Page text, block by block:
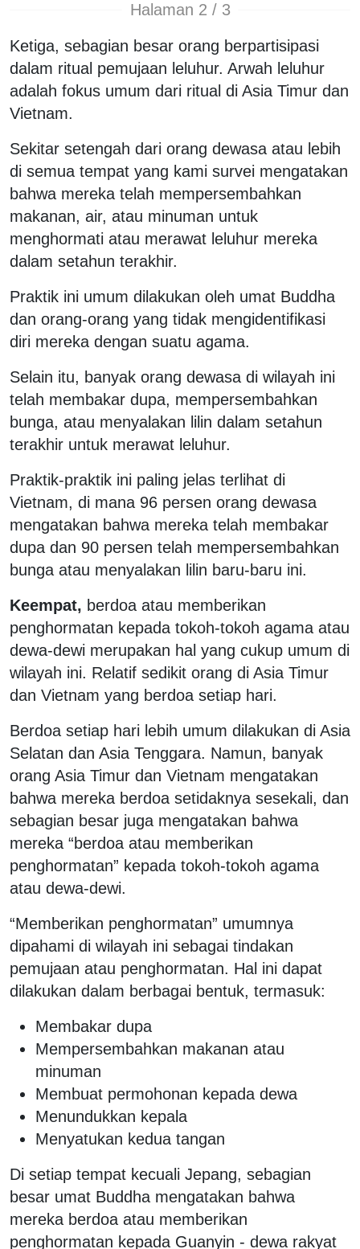
Halaman 2 / 3
Ketiga, sebagian besar orang berpartisipasi
dalam ritual pemujaan leluhur. Arwah leluhur
adalah fokus umum dari ritual di Asia Timur dan
Vietnam.
Sekitar setengah dari orang dewasa atau lebih
di semua tempat yang kami survei mengatakan
bahwa mereka telah mempersembahkan
makanan, air, atau minuman untuk
menghormati atau merawat leluhur mereka
dalam setahun terakhir.
Praktik ini umum dilakukan oleh umat Buddha
dan orang-orang yang tidak mengidentifikasi
diri mereka dengan suatu agama.
Selain itu, banyak orang dewasa di wilayah ini
telah membakar dupa, mempersembahkan
bunga, atau menyalakan lilin dalam setahun
terakhir untuk merawat leluhur.
Praktik-praktik ini paling jelas terlihat di
Vietnam, di mana 96 persen orang dewasa
mengatakan bahwa mereka telah membakar
dupa dan 90 persen telah mempersembahkan
bunga atau menyalakan lilin baru-baru ini.
Keempat, berdoa atau memberikan
penghormatan kepada tokoh-tokoh agama atau
dewa-dewi merupakan hal yang cukup umum di
wilayah ini. Relatif sedikit orang di Asia Timur
dan Vietnam yang berdoa setiap hari.
Berdoa setiap hari lebih umum dilakukan di Asia
Selatan dan Asia Tenggara. Namun, banyak
orang Asia Timur dan Vietnam mengatakan
bahwa mereka berdoa setidaknya sesekali, dan
sebagian besar juga mengatakan bahwa
mereka “berdoa atau memberikan
penghormatan” kepada tokoh-tokoh agama
atau dewa-dewi.
“Memberikan penghormatan” umumnya
dipahami di wilayah ini sebagai tindakan
pemujaan atau penghormatan. Hal ini dapat
dilakukan dalam berbagai bentuk, termasuk:
Membakar dupa
Mempersembahkan makanan atau
minuman
Membuat permohonan kepada dewa
Menundukkan kepala
Menyatukan kedua tangan
Di setiap tempat kecuali Jepang, sebagian
besar umat Buddha mengatakan bahwa
mereka berdoa atau memberikan
penghormatan kepada Guanyin - dewa rakyat